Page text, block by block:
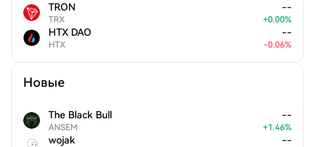
TRON
TRX
--
+0.00%
HTX DAO
HTX
--
-0.06%
Новые
The Black Bull
ANSEM
--
+1.46%
wojak --